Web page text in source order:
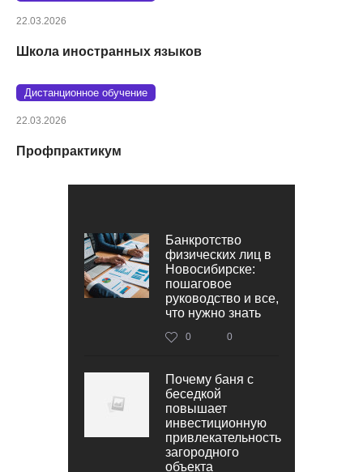
22.03.2026
Школа иностранных языков
Дистанционное обучение
22.03.2026
Профпрактикум
Банкротство
физических лиц в
Новосибирске:
пошаговое
руководство и все,
что нужно знать
0 0
Почему баня с
беседкой
повышает
инвестиционную
привлекательность
загородного
объекта